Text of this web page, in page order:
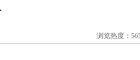
浏览热度：